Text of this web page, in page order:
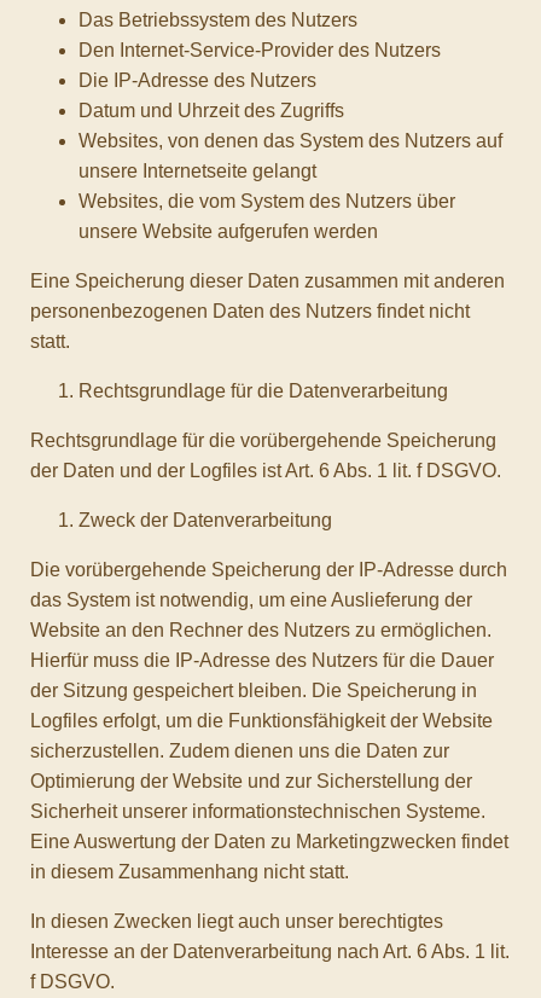
Das Betriebssystem des Nutzers
Den Internet-Service-Provider des Nutzers
Die IP-Adresse des Nutzers
Datum und Uhrzeit des Zugriffs
Websites, von denen das System des Nutzers auf
unsere Internetseite gelangt
Websites, die vom System des Nutzers über
unsere Website aufgerufen werden
Eine Speicherung dieser Daten zusammen mit anderen
personenbezogenen Daten des Nutzers findet nicht
statt.
Rechtsgrundlage für die Datenverarbeitung
Rechtsgrundlage für die vorübergehende Speicherung
der Daten und der Logfiles ist Art. 6 Abs. 1 lit. f DSGVO.
Zweck der Datenverarbeitung
Die vorübergehende Speicherung der IP-Adresse durch
das System ist notwendig, um eine Auslieferung der
Website an den Rechner des Nutzers zu ermöglichen.
Hierfür muss die IP-Adresse des Nutzers für die Dauer
der Sitzung gespeichert bleiben. Die Speicherung in
Logfiles erfolgt, um die Funktionsfähigkeit der Website
sicherzustellen. Zudem dienen uns die Daten zur
Optimierung der Website und zur Sicherstellung der
Sicherheit unserer informationstechnischen Systeme.
Eine Auswertung der Daten zu Marketingzwecken findet
in diesem Zusammenhang nicht statt.
In diesen Zwecken liegt auch unser berechtigtes
Interesse an der Datenverarbeitung nach Art. 6 Abs. 1 lit.
f DSGVO.